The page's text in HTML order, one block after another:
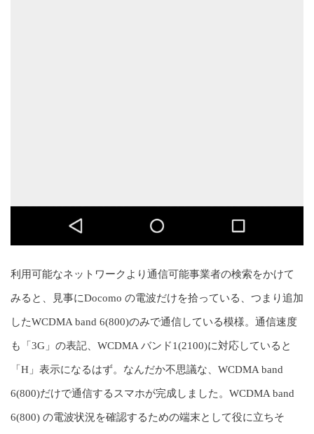
利用可能なネットワークより通信可能事業者の検索をかけて
みると、見事にDocomo の電波だけを拾っている、つまり追加
したWCDMA band 6(800)のみで通信している模様。通信速度
も「3G」の表記、WCDMA バンド1(2100)に対応していると
「H」表示になるはず。なんだか不思議な、WCDMA band
6(800)だけで通信するスマホが完成しました。WCDMA band
6(800) の電波状況を確認するための端末として役に立ちそ